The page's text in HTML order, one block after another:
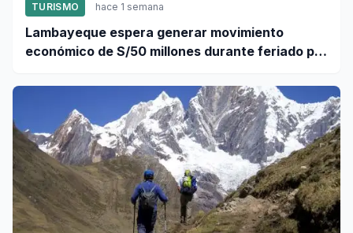
TURISMO hace 1 semana
Lambayeque espera generar movimiento
económico de S/50 millones durante feriado por